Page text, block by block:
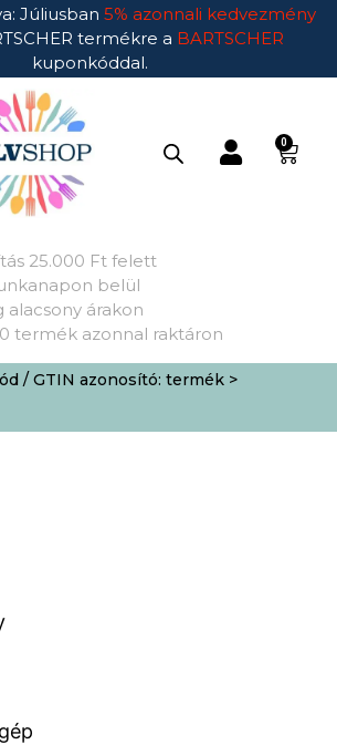
Júliusban 5% azonnali kedvezmény
termékre a BARTSCHER
kuponkóddal.
0
25.000 Ft felett
belül
alacsony árakon
termék azonnal raktáron
/ GTIN azonosító: termék >